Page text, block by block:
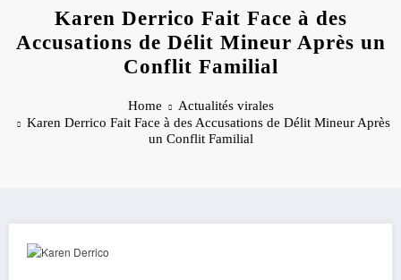
Karen Derrico Fait Face à des
Accusations de Délit Mineur Après un
Conflit Familial
Home
Actualités virales
Karen Derrico Fait Face à des Accusations de Délit Mineur Après
un Conflit Familial